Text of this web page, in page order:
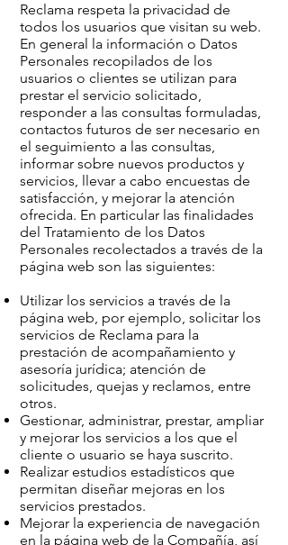
Reclama respeta la privacidad de
todos los usuarios que visitan su web.
En general la información o Datos
Personales recopilados de los
usuarios o clientes se utilizan para
prestar el servicio solicitado,
responder a las consultas formuladas,
contactos futuros de ser necesario en
el seguimiento a las consultas,
informar sobre nuevos productos y
servicios, llevar a cabo encuestas de
satisfacción, y mejorar la atención
ofrecida. En particular las finalidades
del Tratamiento de los Datos
Personales recolectados a través de la
página web son las siguientes:
Utilizar los servicios a través de la
página web, por ejemplo, solicitar los
servicios de Reclama para la
prestación de acompañamiento y
asesoría jurídica; atención de
solicitudes, quejas y reclamos, entre
otros.
Gestionar, administrar, prestar, ampliar
y mejorar los servicios a los que el
cliente o usuario se haya suscrito.
Realizar estudios estadísticos que
permitan diseñar mejoras en los
servicios prestados.
Mejorar la experiencia de navegación
en la página web de la Compañía, así